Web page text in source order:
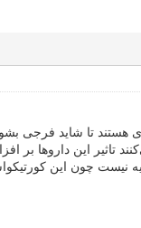
تا شاید فرجی
تاثیر این داروها بر
التهاب ریه نیست چون این